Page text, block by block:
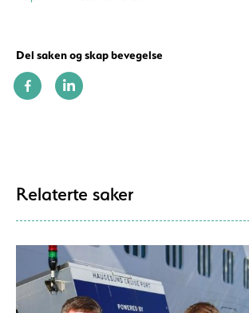
Del saken og skap bevegelse
Relaterte saker